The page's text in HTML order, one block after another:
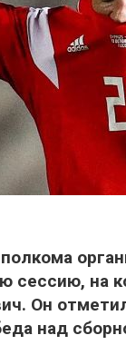
сессию, на
Он
над